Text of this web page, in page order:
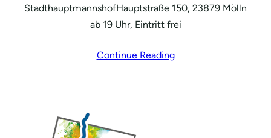
StadthauptmannshofHauptstraße 150, 23879 Mölln
ab 19 Uhr, Eintritt frei
Continue Reading